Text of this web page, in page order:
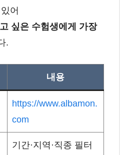
어
싶은 수험생에게 가장
.
내용
https://www.albamon.
com
기간·지역·직종 필터